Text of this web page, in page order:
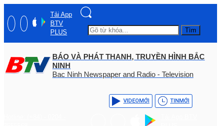
Tải App
BTV
PLUS
Tìm
BÁO VÀ PHÁT THANH, TRUYỀN HÌNH BẮC
NINH
Bac Ninh Newspaper and Radio - Television
VIDEOMỚI TINMỚI